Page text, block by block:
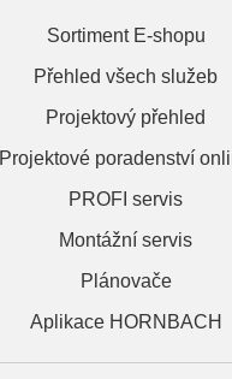
Sortiment E-shopu
Přehled všech služeb
Projektový přehled
Projektové poradenství
PROFI servis
Montážní servis
Plánovače
Aplikace HORNBACH